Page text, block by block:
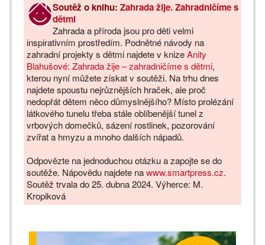
Soutěž o knihu: Zahrada žije. Zahradničíme s
dětmi
Zahrada a příroda jsou pro děti velmi
inspirativním prostředím. Podnětné návody na
zahradní projekty s dětmi najdete v knizeAnity
Blahušové: Zahrada žije – zahradničíme s dětmi,
kterou nyní můžete získat v soutěži. Na trhu dnes
najdete spoustu nejrůznějších hraček, ale proč
nedopřát dětem něco důmyslnějšího? Místo prolézání
látkového tunelu třeba stále oblíbenější tunel z
vrbových domečků, sázení rostlinek, pozorování
zvířat a hmyzu a mnoho dalších nápadů.
Odpovězte na jednoduchou otázku a zapojte se do
soutěže. Nápovědu najdete nawww.smartpress.cz.
Soutěž trvala do 25. dubna 2024. Výherce: M.
Kropiková